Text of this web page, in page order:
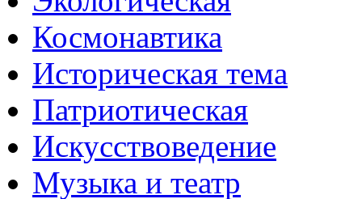
Космонавтика
Историческая тема
Патриотическая
Искусствоведение
Музыка и театр